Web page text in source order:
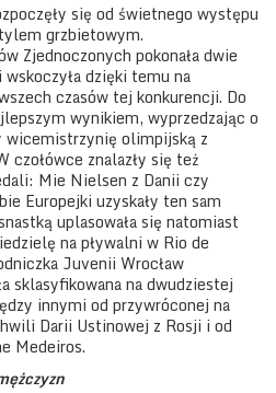
się od świetnego występu
grzbietowym.
Zjednoczonych pokonała dwie
dzięki temu na
czasów tej konkurencji. Do
wynikiem, wyprzedzając o
wicemistrzynię olimpijską z
czołówce znalazły się też
Mie Nielsen z Danii czy
Europejki uzyskały ten sam
uplasowała się natomiast
na pływalni w Rio de
Juvenii Wrocław
sklasyfikowana na dwudziestej
innymi od przywróconej na
Darii Ustinowej z Rosji i od
Medeiros.